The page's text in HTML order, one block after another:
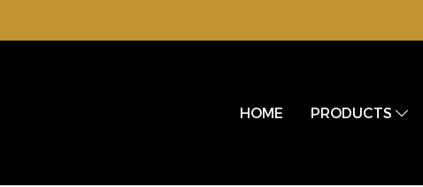
HOME PRODUCTS